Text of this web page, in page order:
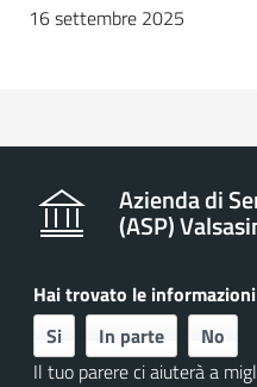
16 settembre 2025
Azienda di
(ASP)
Hai trovato le informazioni
Si
In parte
No
Il tuo parere ci aiuterà a